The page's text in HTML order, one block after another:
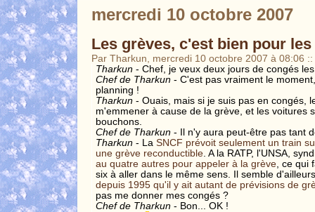
mercredi 10 octobre 2007
Les grèves, c'est bien pour
Par Tharkun, mercredi 10 octobre 2007 à 08:06 ::
Tharkun - Chef, je veux deux jours de congés
Chef de Tharkun - C'est pas vraiment le
planning !
Tharkun - Ouais, mais si je suis pas en congés,
m'emmener à cause de la grève, et les voitures
bouchons.
Chef de Tharkun - Il n'y aura peut-être pas tant
Tharkun - La SNCF prévoit seulement un train
une grève reconductible. A la RATP, l'UNSA,
au quatre autres pour appeler à la grève, ce qui
six à aller dans le même sens. Il semble
depuis 1995 qu'il y ait autant de prévisions de
pas me donner mes congés ?
Chef de Tharkun - Bon... OK !